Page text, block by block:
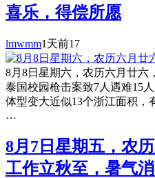
喜乐，得偿所愿
lmwmm1天前17
8月8日星期六，农历六月廿六
泰国校园枪击案致7人遇难15
体型变大近似13个浙江面积，
…
8月7日星期五，农
工作立秋至，暑气